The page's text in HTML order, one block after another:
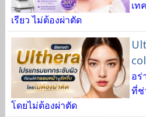
เท
เรียว ไม่ต้องผ่าตัด
อร่
ที่ช่
โดยไม่ต้องผ่าตัด